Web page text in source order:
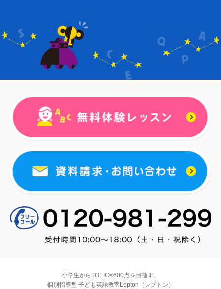
小学生からTOEIC®600点を目指す。
個別指導型 子ども英語教室Lepton（レプトン）